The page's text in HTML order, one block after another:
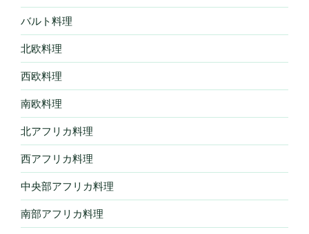
バルト料理
北欧料理
西欧料理
南欧料理
北アフリカ料理
西アフリカ料理
中央部アフリカ料理
南部アフリカ料理